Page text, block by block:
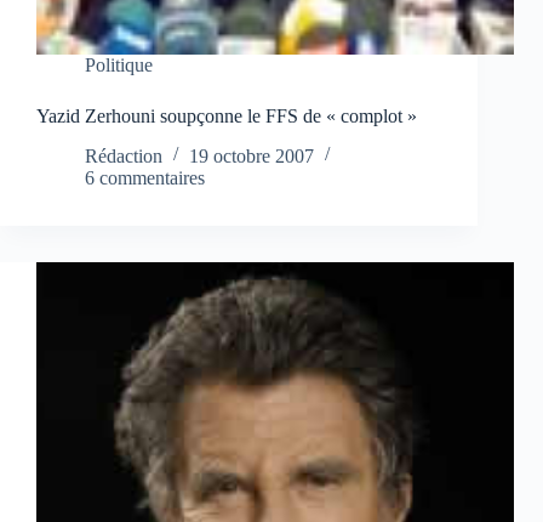
Politique
Yazid Zerhouni soupçonne le FFS de « complot »
Rédaction
19 octobre 2007
6 commentaires